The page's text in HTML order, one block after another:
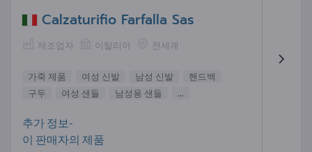
Calzaturifio Farfalla Sas
제조업자 이탈리아 전세계
가죽 제품 여성 신발 남성 신발
핸드백
구두
여성 샌들 남성용 샌들 ...
추가 정보-
이 판매자의 제품